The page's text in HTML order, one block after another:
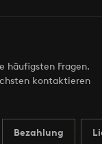
häufigsten Fragen.
kontaktieren
Bezahlung